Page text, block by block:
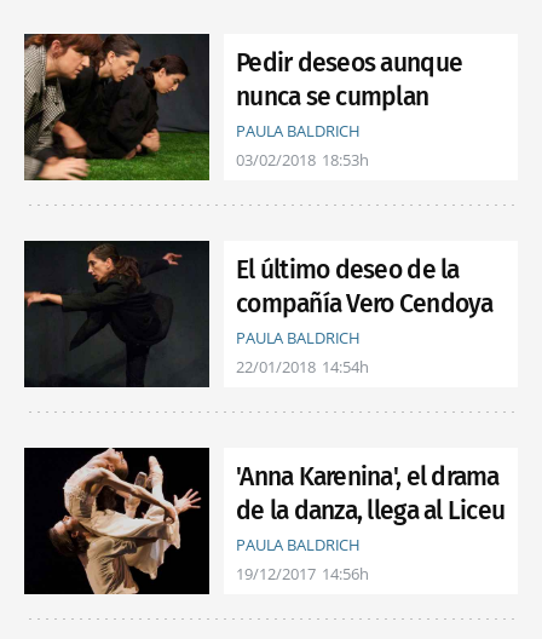
Pedir deseos aunque
nunca se cumplan
PAULA BALDRICH
03/02/2018 18:53h
El último deseo de la
compañía Vero Cendoya
PAULA BALDRICH
22/01/2018 14:54h
'Anna Karenina', el drama
de la danza, llega al Liceu
PAULA BALDRICH
19/12/2017 14:56h